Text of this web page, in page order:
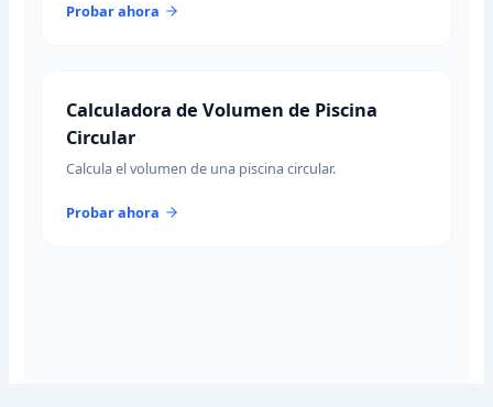
Probar ahora
Calculadora de Volumen de Piscina
Circular
Calcula el volumen de una piscina circular.
Probar ahora